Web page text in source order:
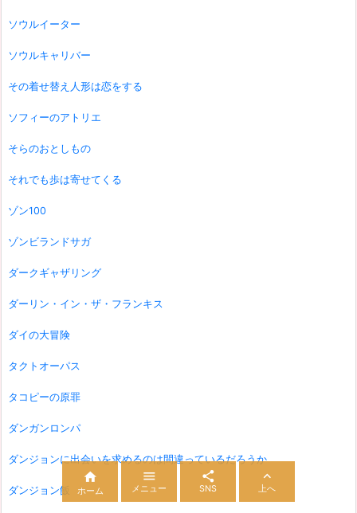
ソウルイーター
ソウルキャリバー
その着せ替え人形は恋をする
ソフィーのアトリエ
そらのおとしもの
それでも歩は寄せてくる
ゾン100
ゾンビランドサガ
ダークギャザリング
ダーリン・イン・ザ・フランキス
ダイの大冒険
タクトオーパス
タコピーの原罪
ダンガンロンパ
ダンジョンに出会いを求めるのは間違っているだろうか
ダンジョン飯

ホーム

メニュー

SNS

上へ